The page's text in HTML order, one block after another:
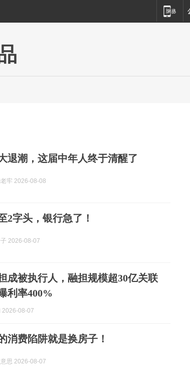
退潮，这届中年人终于清醒了
牢 2026-08-08
2字头，银行急了！
2026-08-07
成被执行人，融担规模超30亿关联
利率400%
2026-08-07
消费陷阱就是换房子！
思 2026-08-07